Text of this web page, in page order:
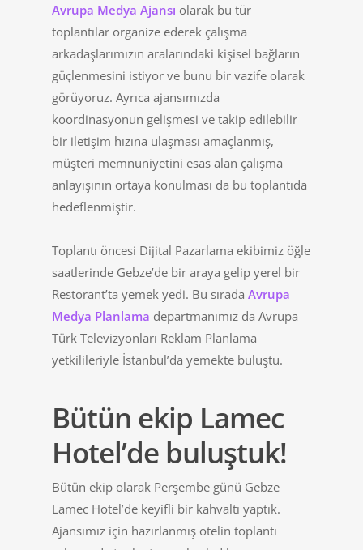
Avrupa Medya Ajansı olarak bu tür
toplantılar organize ederek çalışma
arkadaşlarımızın aralarındaki kişisel bağların
güçlenmesini istiyor ve bunu bir vazife olarak
görüyoruz. Ayrıca ajansımızda
koordinasyonun gelişmesi ve takip edilebilir
bir iletişim hızına ulaşması amaçlanmış,
müşteri memnuniyetini esas alan çalışma
anlayışının ortaya konulması da bu toplantıda
hedeflenmiştir.
Toplantı öncesi Dijital Pazarlama ekibimiz öğle
saatlerinde Gebze’de bir araya gelip yerel bir
Restorant’ta yemek yedi. Bu sırada Avrupa
Medya Planlama departmanımız da Avrupa
Türk Televizyonları Reklam Planlama
yetkilileriyle İstanbul’da yemekte buluştu.
Bütün ekip Lamec
Hotel’de buluştuk!
Bütün ekip olarak Perşembe günü Gebze
Lamec Hotel’de keyifli bir kahvaltı yaptık.
Ajansımız için hazırlanmış otelin toplantı